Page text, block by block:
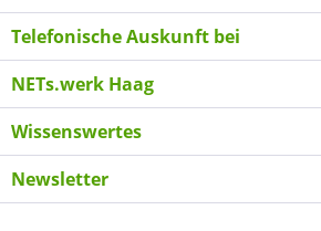
Telefonische Auskunft bei
NETs.werk Haag
Wissenswertes
Newsletter